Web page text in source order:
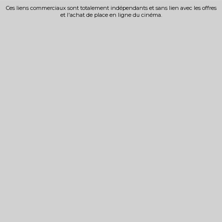
Ces liens commerciaux sont totalement indépendants et sans lien avec les offres
et l'achat de place en ligne du cinéma.